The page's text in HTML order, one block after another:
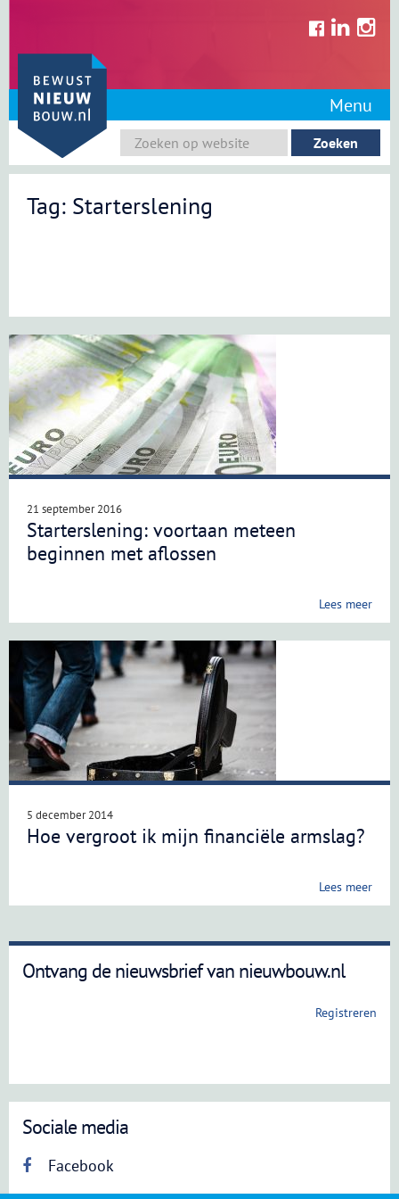
content
Menu
Tag: Starterslening
21 september 2016
Starterslening: voortaan meteen
beginnen met aflossen
Lees meer
5 december 2014
Hoe vergroot ik mijn financiële armslag?
Lees meer
Ontvang de nieuwsbrief van nieuwbouw.nl
Registreren
Sociale media
Facebook